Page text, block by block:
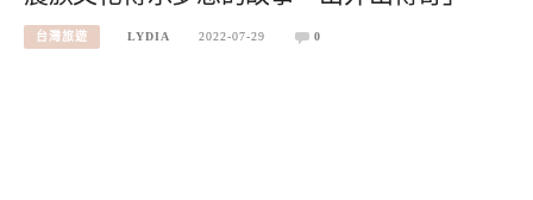
台灣旅遊 LYDIA 2022-07-29 0